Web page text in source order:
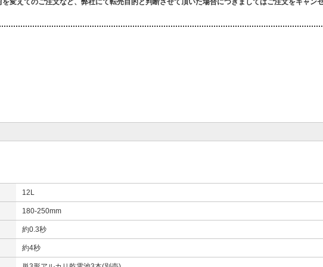
変えてのご注文など、弊社にて転売目的と判断させて頂いた場合につきましてはご注文をキャン
12L
180-250mm
約0.3秒
約4秒